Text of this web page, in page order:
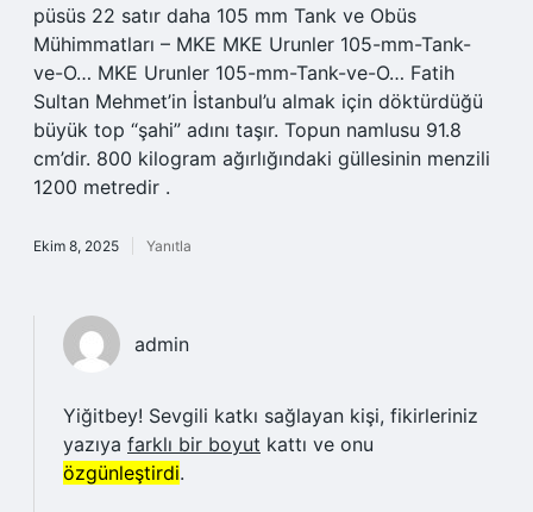
püsüs 22 satır daha 105 mm Tank ve Obüs
Mühimmatları – MKE MKE Urunler 105-mm-Tank-
ve-O… MKE Urunler 105-mm-Tank-ve-O… Fatih
Sultan Mehmet’in İstanbul’u almak için döktürdüğü
büyük top “şahi” adını taşır. Topun namlusu 91.8
cm’dir. 800 kilogram ağırlığındaki güllesinin menzili
1200 metredir .
Ekim 8, 2025 Yanıtla
admin
Yiğitbey! Sevgili katkı sağlayan kişi, fikirleriniz
yazıya farklı bir boyut kattı ve onu
özgünleştirdi.